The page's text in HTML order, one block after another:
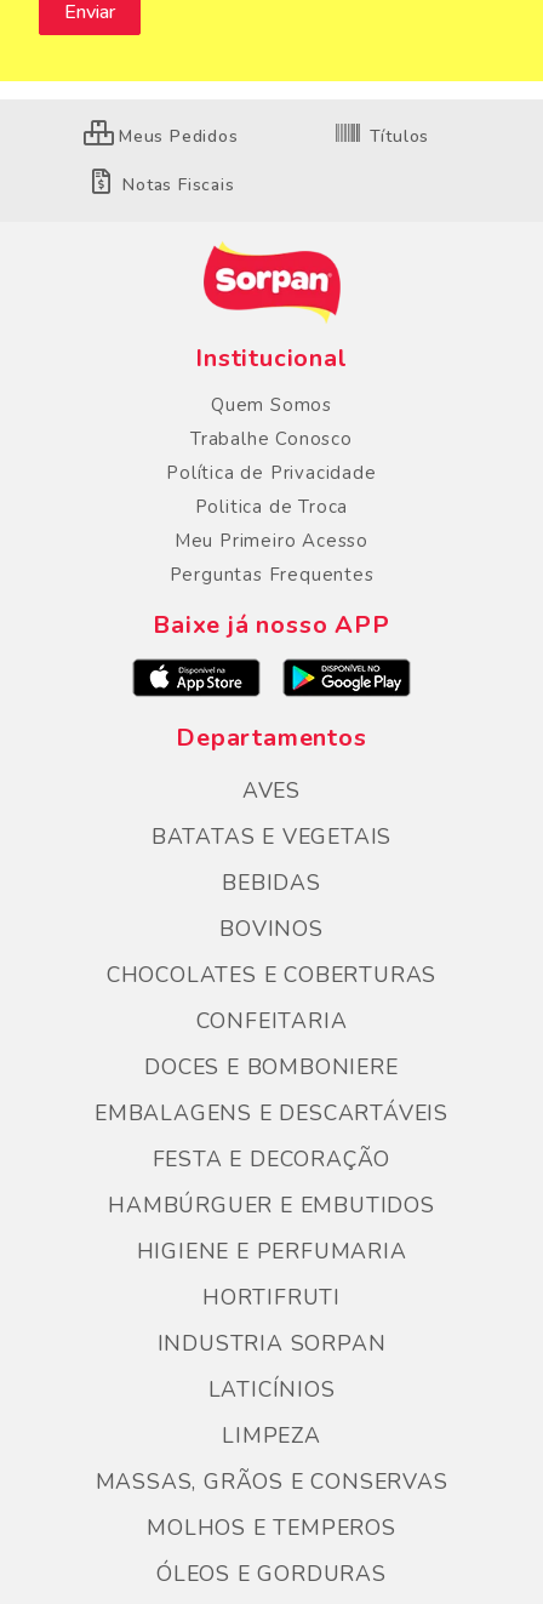
Meus Pedidos Títulos
Notas Fiscais
Institucional
Quem Somos
Trabalhe Conosco
Política de Privacidade
Politica de Troca
Meu Primeiro Acesso
Perguntas Frequentes
Baixe já nosso APP
Departamentos
AVES
BATATAS E VEGETAIS
BEBIDAS
BOVINOS
CHOCOLATES E COBERTURAS
CONFEITARIA
DOCES E BOMBONIERE
EMBALAGENS E DESCARTÁVEIS
FESTA E DECORAÇÃO
HAMBÚRGUER E EMBUTIDOS
HIGIENE E PERFUMARIA
HORTIFRUTI
INDUSTRIA SORPAN
LATICÍNIOS
LIMPEZA
MASSAS, GRÃOS E CONSERVAS
MOLHOS E TEMPEROS
ÓLEOS E GORDURAS